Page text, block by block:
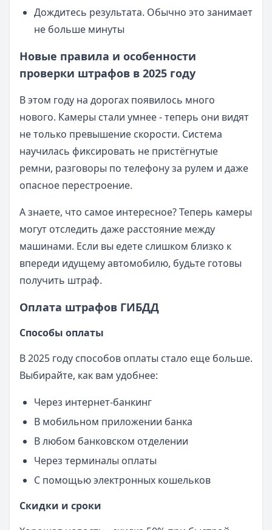
Дождитесь результата. Обычно это занимает
не больше минуты
Новые правила и особенности
проверки штрафов в 2025 году
В этом году на дорогах появилось много
нового. Камеры стали умнее - теперь они видят
не только превышение скорости. Система
научилась фиксировать не пристёгнутые
ремни, разговоры по телефону за рулем и даже
опасное перестроение.
А знаете, что самое интересное? Теперь камеры
могут отследить даже расстояние между
машинами. Если вы едете слишком близко к
впереди идущему автомобилю, будьте готовы
получить штраф.
Оплата штрафов ГИБДД
Способы оплаты
В 2025 году способов оплаты стало еще больше.
Выбирайте, как вам удобнее:
Через интернет-банкинг
В мобильном приложении банка
В любом банковском отделении
Через терминалы оплаты
С помощью электронных кошельков
Скидки и сроки